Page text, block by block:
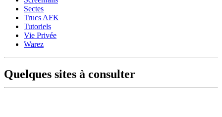
Sectes
Trucs AFK
Tutoriels
Vie Privée
Warez
Quelques sites à consulter